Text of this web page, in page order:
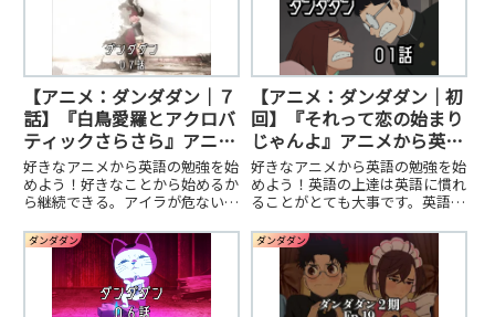
【アニメ：ダンダダン｜７
話】『白鳥愛羅とアクロバ
ティックさらさら』アニメ
から英語の勉強
好きなアニメから英語の勉強を始
めよう！好きなことから始めるか
ら継続できる。アイラが危ない！
【アニメ：ダンダダン｜初
回】『それって恋の始まり
じゃんよ』アニメから英語
の勉強
好きなアニメから英語の勉強を始
めよう！英語の上達は英語に慣れ
ることがとても大事です。英語が
い人は当サイトをぜひご活用くだ
ダンダダン ダンダダン